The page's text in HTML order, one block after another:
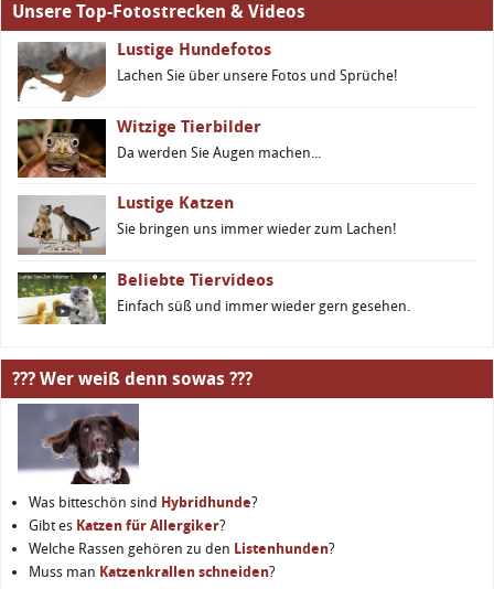
Unsere Top-Fotostrecken & Videos
Lustige Hundefotos
Lachen Sie über unsere Fotos und Sprüche!
Witzige Tierbilder
Da werden Sie Augen machen...
Lustige Katzen
Sie bringen uns immer wieder zum Lachen!
Beliebte Tiervideos
Einfach süß und immer wieder gern gesehen.
??? Wer weiß denn sowas ???
Was bitteschön sind Hybridhunde?
Gibt es Katzen für Allergiker?
Welche Rassen gehören zu den Listenhunden?
Muss man Katzenkrallen schneiden?